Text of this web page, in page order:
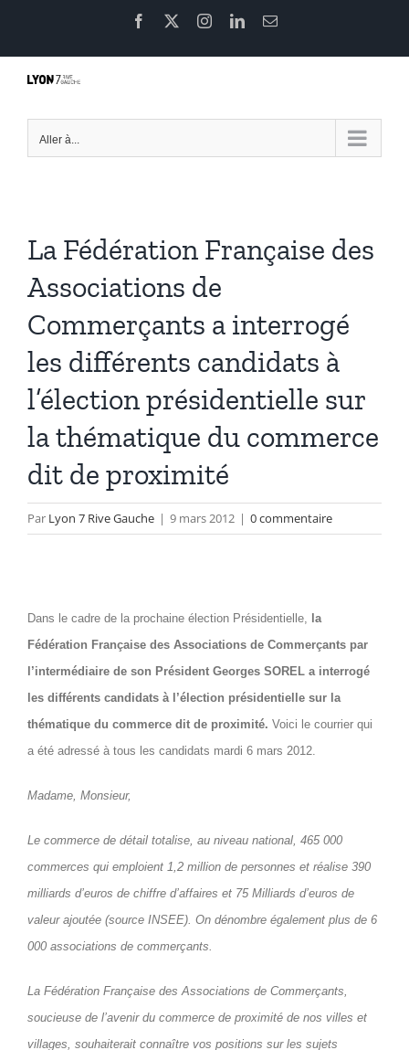
contenu
Facebook InstagramLinkedInEmail
Aller à...
La Fédération Française des
Associations de
Commerçants a interrogé
les différents candidats à
l’élection présidentielle sur
la thématique du commerce
dit de proximité
Par Lyon 7 Rive Gauche | 9 mars 2012 | 0 commentaire
Dans le cadre de la prochaine élection Présidentielle, la
Fédération Française des Associations de Commerçants par
l’intermédiaire de son Président Georges SOREL a interrogé
les différents candidats à l’élection présidentielle sur la
thématique du commerce dit de proximité. Voici le courrier qui
a été adressé à tous les candidats mardi 6 mars 2012.
Madame, Monsieur,
Le commerce de détail totalise, au niveau national, 465 000
commerces qui emploient 1,2 million de personnes et réalise 390
milliards d’euros de chiffre d’affaires et 75 Milliards d’euros de
valeur ajoutée (source INSEE). On dénombre également plus de 6
000 associations de commerçants.
La Fédération Française des Associations de Commerçants,
soucieuse de l’avenir du commerce de proximité de nos villes et
villages, souhaiterait connaître vos positions sur les sujets